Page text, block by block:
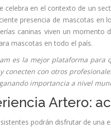
celebra en el contexto de un
presencia de mascotas en
caninas viven un momento
mascotas en todo el país.
es la mejor plataforma
conecten con otros
importancia a nivel
Artero:
podrán disfrutar de una